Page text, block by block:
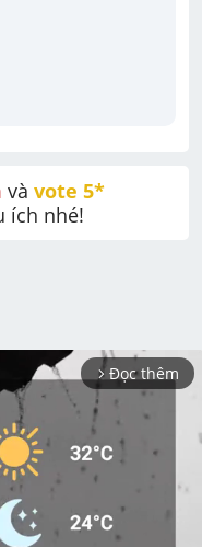
và vote 5*
ích nhé!
arrow_forward_ios Đọc thêm